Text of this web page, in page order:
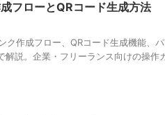
フローとQRコード生成方法
作成フロー、QRコード生成機能、
解説。企業・フリーランス向けの操作